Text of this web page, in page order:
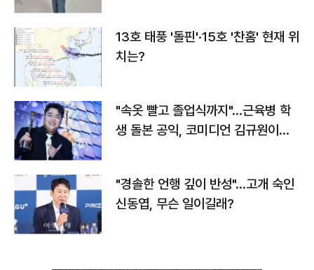
13호 태풍 '돌핀'·15호 '찬홈' 현재 위
치는?
"속옷 빨고 졸업식까지"…근육병 학
생 돌본 공익, 코미디언 김규원이었
"경솔한 언행 깊이 반성"…고개 숙인
신동엽, 무슨 일이길래?